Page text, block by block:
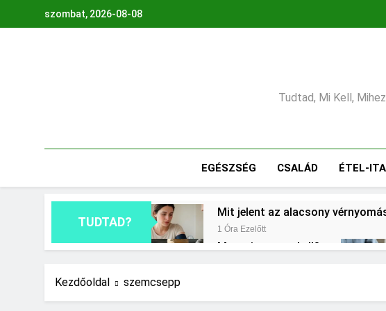
szombat, 2026-08-08
Tudtad, Mi Kell,
EGÉSZSÉG CSALÁD ÉTEL-
TUDTAD?
Mit jelent az alacsony
1 Óra Ezelőtt
Mennyi cement kell?
Kezdőoldal szemcsepp